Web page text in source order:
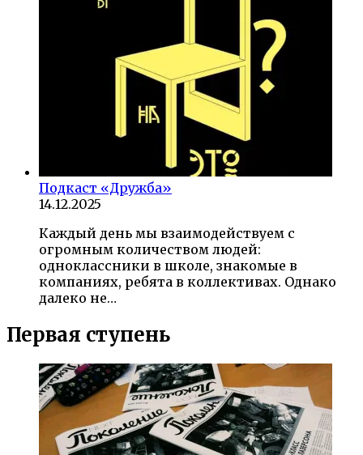
Подкаст «Дружба»
14.12.2025
Каждый день мы взаимодействуем с
огромным количеством людей:
одноклассники в школе, знакомые в
компаниях, ребята в коллективах. Однако
далеко не…
Первая ступень